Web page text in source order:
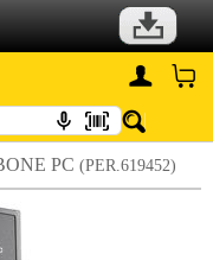
PC (PER.619452)